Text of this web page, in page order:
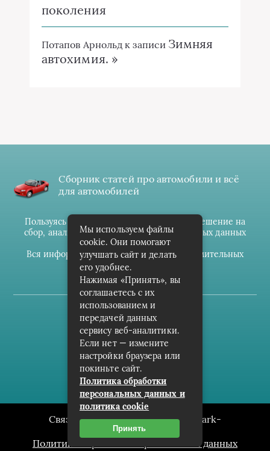
поколения
Потапов Арнольд к записи Зимняя
автохимия. »
Сборник статей про автомобили и всё
для автомобилей
Пользуясь данным ресурсом вы даёте разрешение на
сбор, анализ и хранение своих персональных данных
согласноПравилам
Вся информация предоставлена в ознакомительных
целях.
(c) cpark-avto.ru
Карта сайта
О проекте
Архив
Связаться с редакцией сайта: cpark-
avto.ru@mailwebsite.ru
Политика обработки персональных данных
Мы используем файлы
cookie. Они помогают
улучшать сайт и делать
его удобнее.
Нажимая «Принять», вы
соглашаетесь с их
использованием и
передачей данных
сервису веб-аналитики.
Если нет — измените
настройки браузера или
покиньте сайт.
Политика обработки
персональных данных и
политика cookie
Принять